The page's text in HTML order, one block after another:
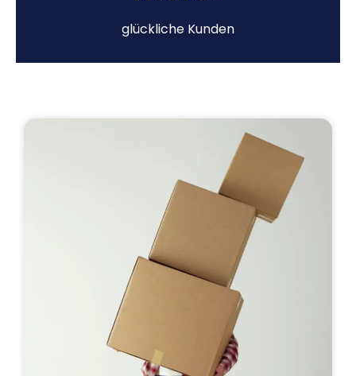
glückliche Kunden